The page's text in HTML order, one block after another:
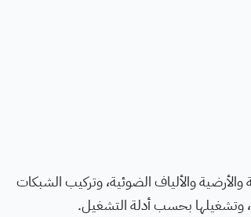
والألياف الضوئية، وتركيب الشبكات
وتشغيلها بحسب أدلة التشغيل.